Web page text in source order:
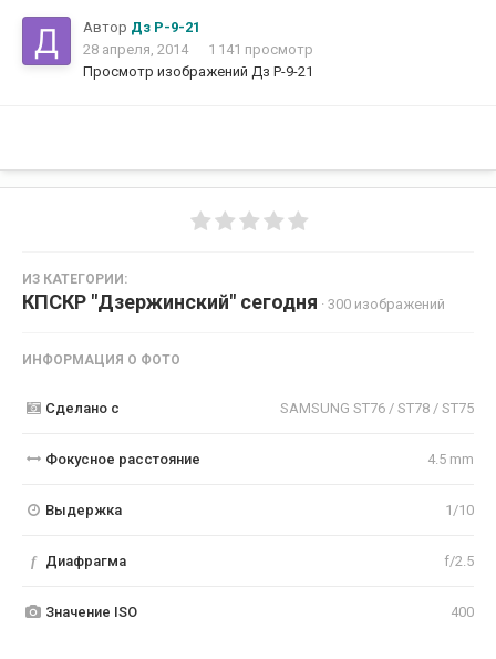
Автор Дз Р-9-21
28 апреля, 2014
1 141 просмотр
Просмотр изображений Дз Р-9-21
ИЗ КАТЕГОРИИ:
КПСКР "Дзержинский" сегодня · 300 изображений
ИНФОРМАЦИЯ О ФОТО
Сделано с SAMSUNG ST76 / ST78 / ST75
Фокусное расстояние 4.5 mm
Выдержка 1/10
f Диафрагма f/2.5
Значение ISO 400